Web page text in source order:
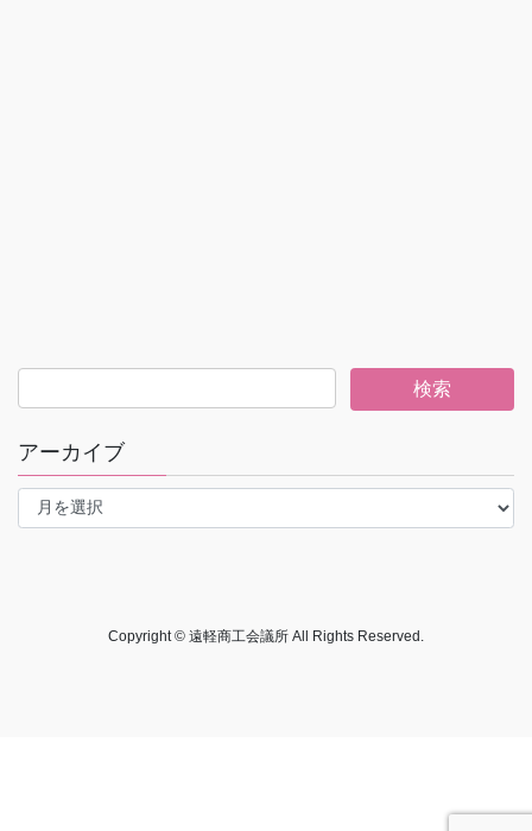
アーカイブ
ア
Copyright © 遠軽商工会議所 All Rights Reserved.